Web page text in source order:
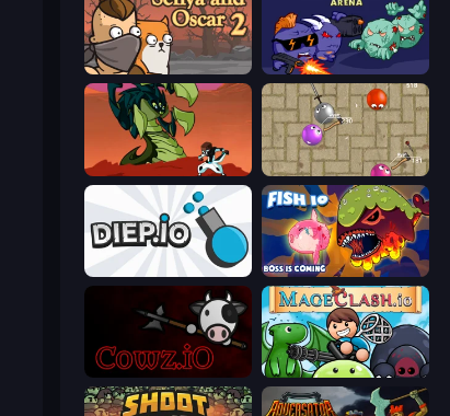
Senya and Oscar 2 Zombie Hunters Online
Monster Impact Balloons.io
Diep.io Fish IO
cowz.io Mageclash.io